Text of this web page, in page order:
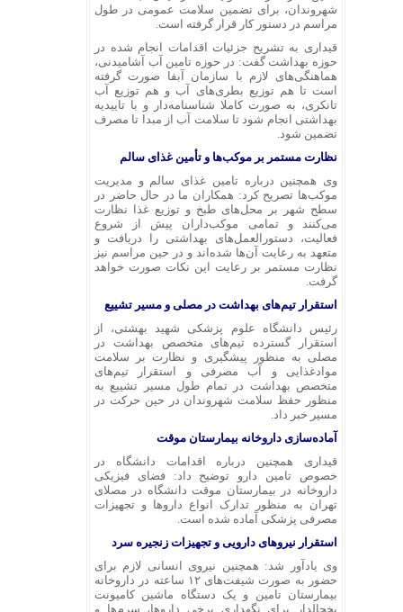
شهروندان، برای تضمین سلامت عمومی در طول
مراسم در دستور کار قرار گرفته است.
قیداری به تشریح جزئیات اقدامات انجام شده در
حوزه بهداشت گفت: در حوزه تامین آب آشامیدنی،
هماهنگی‌های لازم با سازمان آبفا صورت گرفته
است تا هم توزیع بطری‌های آب و هم توزیع آب
تانکری، به صورت کاملا شناسنامه‌دار و با تاییدیه
بهداشتی انجام شود تا سلامت آب از مبدا تا مصرف
تضمین شود.
نظارت مستمر بر موکب‌ها و تأمین غذای سالم
وی همچنین درباره تامین غذای سالم و مدیریت
موکب‌ها تصریح کرد: همکاران ما در حال حاضر در
سطح شهر بر محل‌های طبخ و توزیع غذا نظارت
می‌کنند و تمامی موکب‌داران پیش از شروع
فعالیت، دستورالعمل‌های بهداشتی را دریافت و
متعهد به رعایت آن‌ها شده‌اند و در حین مراسم نیز
نظارت مستمر بر رعایت این نکات صورت خواهد
گرفت.
استقرار تیم‌های بهداشت در مصلی و مسیر تشییع
رئیس دانشگاه علوم پزشکی شهید بهشتی، از
استقرار گسترده تیم‌های متخصص بهداشت در
مصلی به منظور پیشگیری و نظارت بر سلامت
موادغذایی و آب مصرفی و استقرار تیم‌های
متخصص بهداشت در تمام طول مسیر تشییع به
منظور حفظ سلامت شهروندان در حین حرکت در
مسیر خبر داد.
آماده‌سازی داروخانه بیمارستان موقت
قیداری همچنین درباره اقدامات دانشگاه در
خصوص تامین دارو توضیح داد: فضای فیزیکی
داروخانه در بیمارستان موقت دانشگاه در مصلای
تهران به منظور تدارک انواع داروها و تجهیزات
مصرفی پزشکی آماده شده است.
استقرار نیروهای دارویی و تجهیزات زنجیره سرد
وی یادآور شد: همچنین نیروی انسانی لازم برای
حضور به صورت شیفت‌های ۱۲ ساعته در داروخانه
بیمارستان تامین و یک دستگاه ماشین کامیونت
یخچالدار برای نگهداری برخی داروها، سرم‌ها و